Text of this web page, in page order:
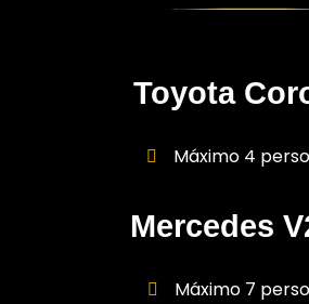
Toyota
Máximo 4
Mercedes
Máximo 7